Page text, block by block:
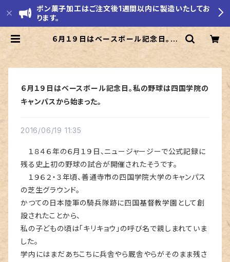
ポン菓子加工はご注文後1週間以内に製造いたしてお
ります。
６月１９日はベースボール記念日。私
６月１９日はベースボール記念日。私の野球は四国学院の
キャンパスから始まった。
2016/06/19 11:35
１８４６年の６月１９日、ニュージャージーで公式記録に
残る史上初の野球の試合が開催されたそうです。
１９６２・３年頃、善通寺市の四国学院大学のキャンパス
の芝生グラウンド。
かつての日本陸軍の騎兵隊跡に四国基督教学園として創
設されたことから、
私の子どもの頃は「キリキョウ」の呼び名で親しまれていま
した。
学内にはまだあちこちに兵舎やら厩舎やらがそのまま残さ